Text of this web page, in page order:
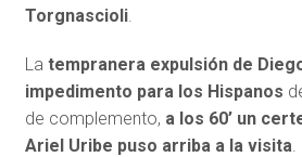
Torgnascioli.
La tempranera expulsión de
impedimento para los Hispanos
de complemento, a los 60’ un
Ariel Uribe puso arriba a la visita